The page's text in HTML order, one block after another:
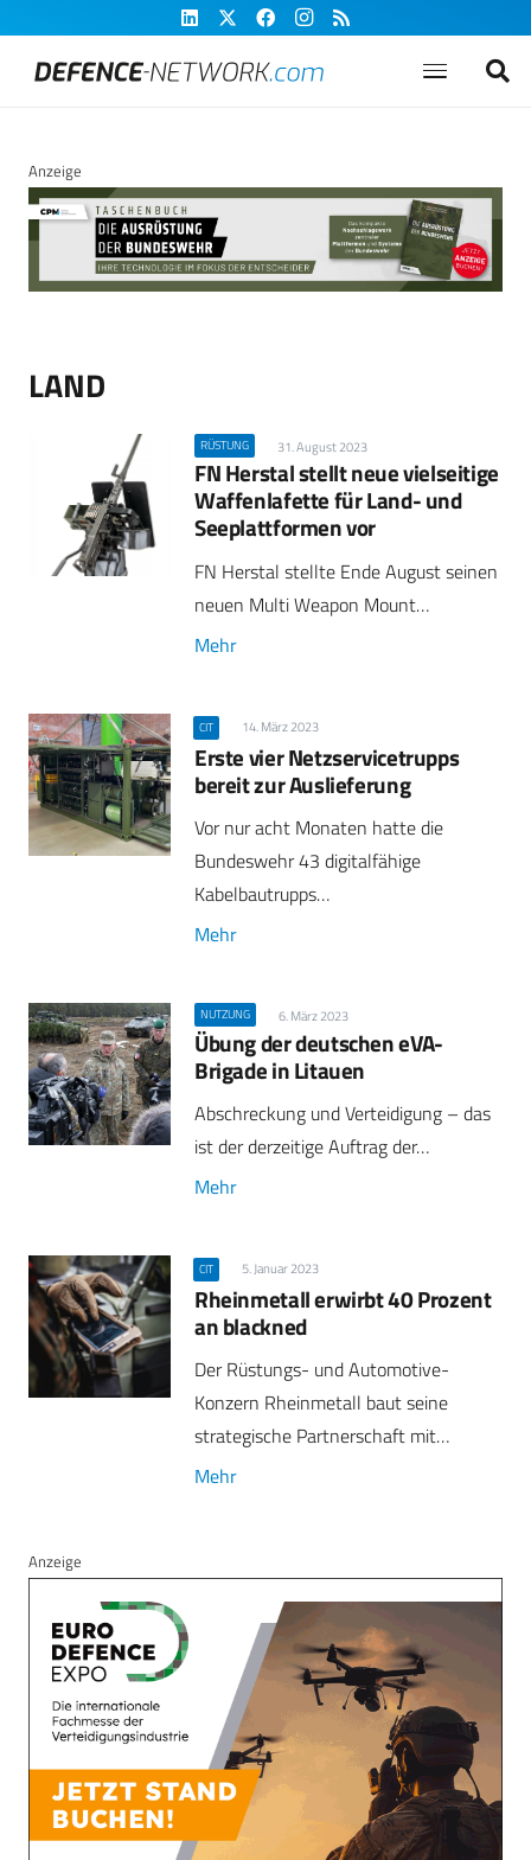
Anzeige
LAND
RÜSTUNG 31. August 2023
FN Herstal stellt neue vielseitige
Waffenlafette für Land- und
Seeplattformen vor
FN Herstal stellte Ende August seinen
neuen Multi Weapon Mount…
Mehr
CIT 14. März 2023
Erste vier Netzservicetrupps
bereit zur Auslieferung
Vor nur acht Monaten hatte die
Bundeswehr 43 digitalfähige
Kabelbautrupps…
Mehr
NUTZUNG 6. März 2023
Übung der deutschen eVA-
Brigade in Litauen
Abschreckung und Verteidigung – das
ist der derzeitige Auftrag der…
Mehr
CIT 5. Januar 2023
Rheinmetall erwirbt 40 Prozent
an blackned
Der Rüstungs- und Automotive-
Konzern Rheinmetall baut seine
strategische Partnerschaft mit…
Mehr
Anzeige